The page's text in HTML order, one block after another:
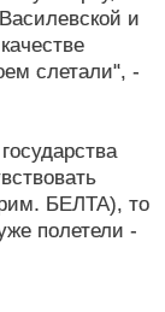
и
слетали", -
БЕЛТА), то
полетели -